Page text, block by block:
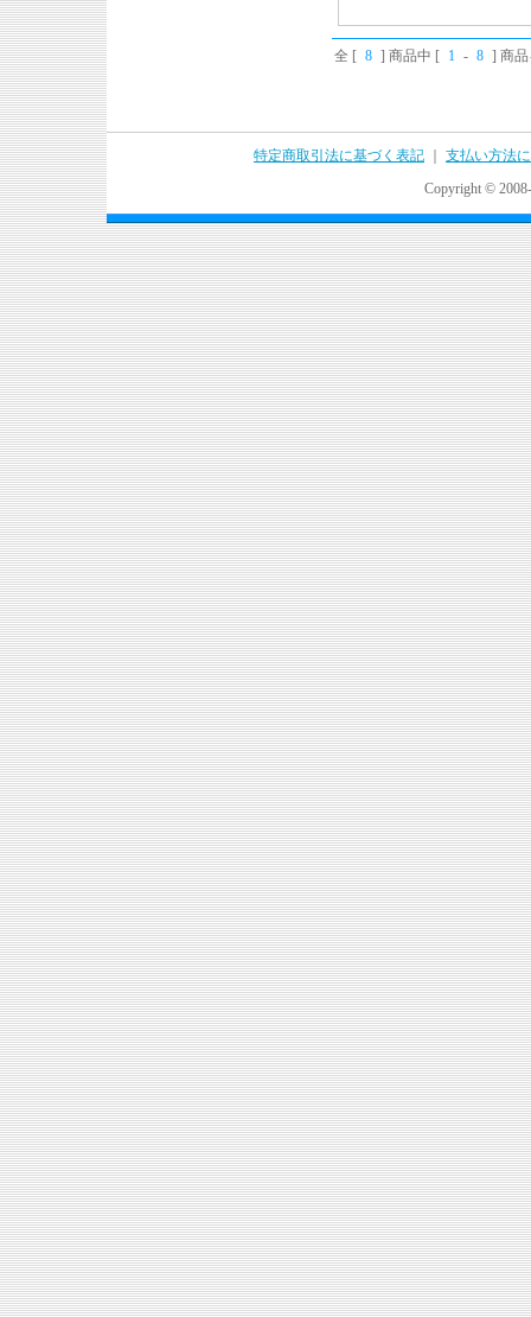
全 [ 8 ] 商品中 [ 1 - 8 ] 商
特定商取引法に基づく表記
支払い方法
Copyright ©